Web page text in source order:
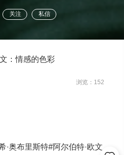
关注 私信
：情感的色彩
浏览：152
·奥布里斯特#阿尔伯特·欧文